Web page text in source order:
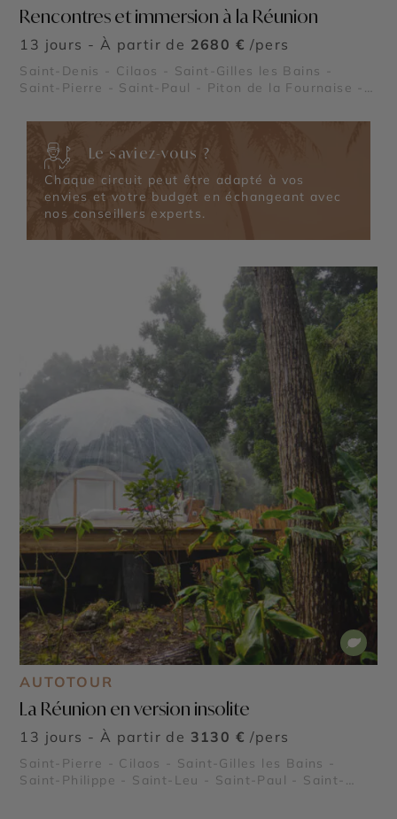
Rencontres et immersion à la Réunion
13 jours - À partir de 2680 € /pers
Saint-Denis - Cilaos - Saint-Gilles les Bains -
Saint-Pierre - Saint-Paul - Piton de la Fournaise -
Neiges
Le saviez-vous ?
Chaque circuit peut être adapté à vos
envies et votre budget en échangeant avec
nos conseillers experts.
AUTOTOUR
La Réunion en version insolite
13 jours - À partir de 3130 € /pers
Saint-Pierre - Cilaos - Saint-Gilles les Bains -
Saint-Philippe - Saint-Leu - Saint-Paul - Saint-